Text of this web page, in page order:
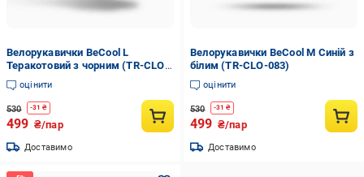
Велорукавички BeCool L
Теракотовий з чорним (TR-CLO-
077)
оцінити
530 -31 ₴
499 ₴/пар
Доставимо
Велорукавички BeCool М Синій з
білим (TR-CLO-083)
оцінити
530 -31 ₴
499 ₴/пар
Доставимо